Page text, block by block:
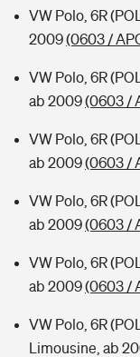
VW Polo, 6R
2009(0603 /
VW Polo, 6R
ab 2009(0603 /
VW Polo, 6R
ab 2009(0603 /
VW Polo, 6R
ab 2009(0603 /
VW Polo, 6R
ab 2009(0603 /
VW Polo, 6R
Limousine, ab